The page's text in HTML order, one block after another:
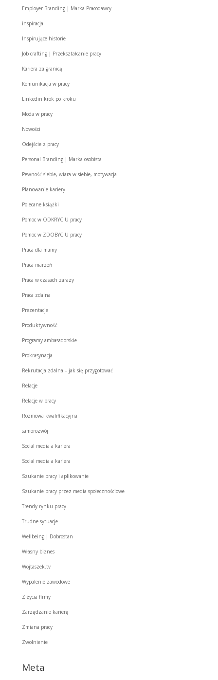
Employer Branding | Marka Pracodawcy
inspiracja
Inspirujące historie
Job crafting | Przekształcanie pracy
Kariera za granicą
Komunikacja w pracy
Linkedin krok po kroku
Moda w pracy
Nowości
Odejście z pracy
Personal Branding | Marka osobista
Pewność siebie, wiara w siebie, motywacja
Planowanie kariery
Polecane książki
Pomoc w ODKRYCIU pracy
Pomoc w ZDOBYCIU pracy
Praca dla mamy
Praca marzeń
Praca w czasach zarazy
Praca zdalna
Prezentacje
Produktywność
Programy ambasadorskie
Prokrasynacja
Rekrutacja zdalna – jak się przygotować
Relacje
Relacje w pracy
Rozmowa kwalifikacyjna
samorozwój
Social media a kariera
Social media a kariera
Szukanie pracy i aplikowanie
Szukanie pracy przez media społecznościowe
Trendy rynku pracy
Trudne sytuacje
Wellbeing | Dobrostan
Własny biznes
Wojtaszek.tv
Wypalenie zawodowe
Z życia firmy
Zarządzanie karierą
Zmiana pracy
Zwolnienie
Meta